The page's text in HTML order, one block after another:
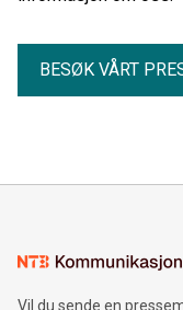
BESØK VÅRT
Vil du sende en